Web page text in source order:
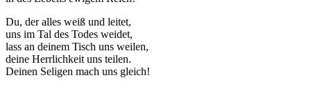
Du, der alles weiß und leitet,
uns im Tal des Todes weidet,
lass an deinem Tisch uns weilen,
deine Herrlichkeit uns teilen.
Deinen Seligen mach uns gleich!